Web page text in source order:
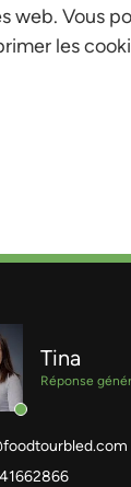
web. Vous
les
Tina
Réponse